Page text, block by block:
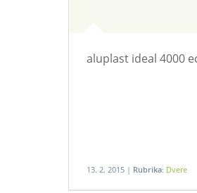
aluplast ideal 4000
13. 2. 2015 | Rubrika: Dvere